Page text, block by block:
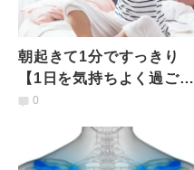
朝起きて1分ですっきり
【1日を気持ちよく過ごせ
る】朝の「かんたん目覚
0